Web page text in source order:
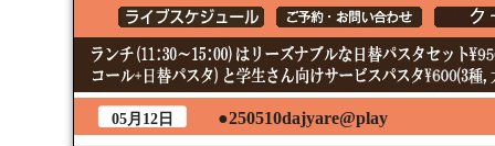
05月12日 ●250510dajyare@play